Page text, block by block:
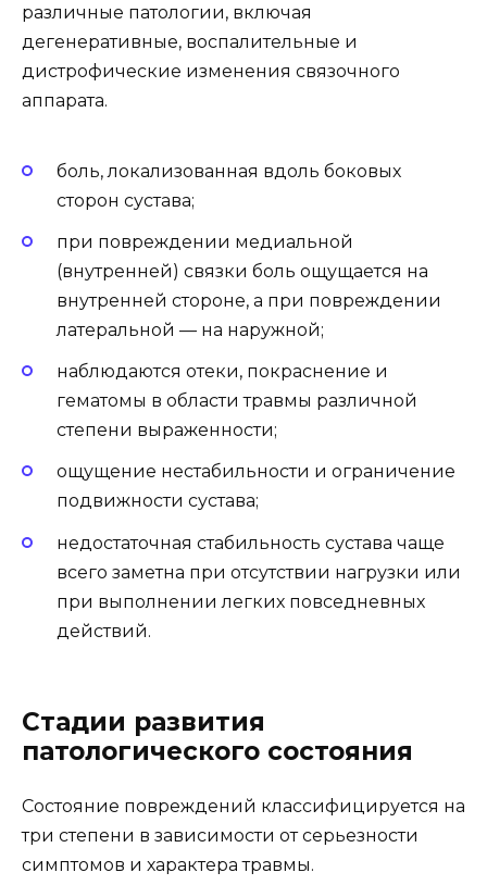
различные патологии, включая
дегенеративные, воспалительные и
дистрофические изменения связочного
аппарата.
боль, локализованная вдоль боковых
сторон сустава;
при повреждении медиальной
(внутренней) связки боль ощущается на
внутренней стороне, а при повреждении
латеральной — на наружной;
наблюдаются отеки, покраснение и
гематомы в области травмы различной
степени выраженности;
ощущение нестабильности и ограничение
подвижности сустава;
недостаточная стабильность сустава чаще
всего заметна при отсутствии нагрузки или
при выполнении легких повседневных
действий.
Стадии развития
патологического состояния
Состояние повреждений классифицируется на
три степени в зависимости от серьезности
симптомов и характера травмы.